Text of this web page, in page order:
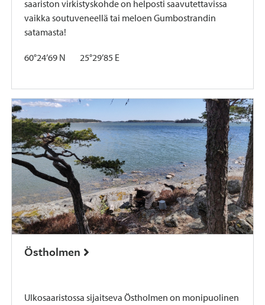
saariston virkistyskohde on helposti saavutettavissa
vaikka soutuveneellä tai meloen Gumbostrandin
satamasta!
60°24’69 N 25°29’85 E
Östholmen
Ulkosaaristossa sijaitseva Östholmen on monipuolinen